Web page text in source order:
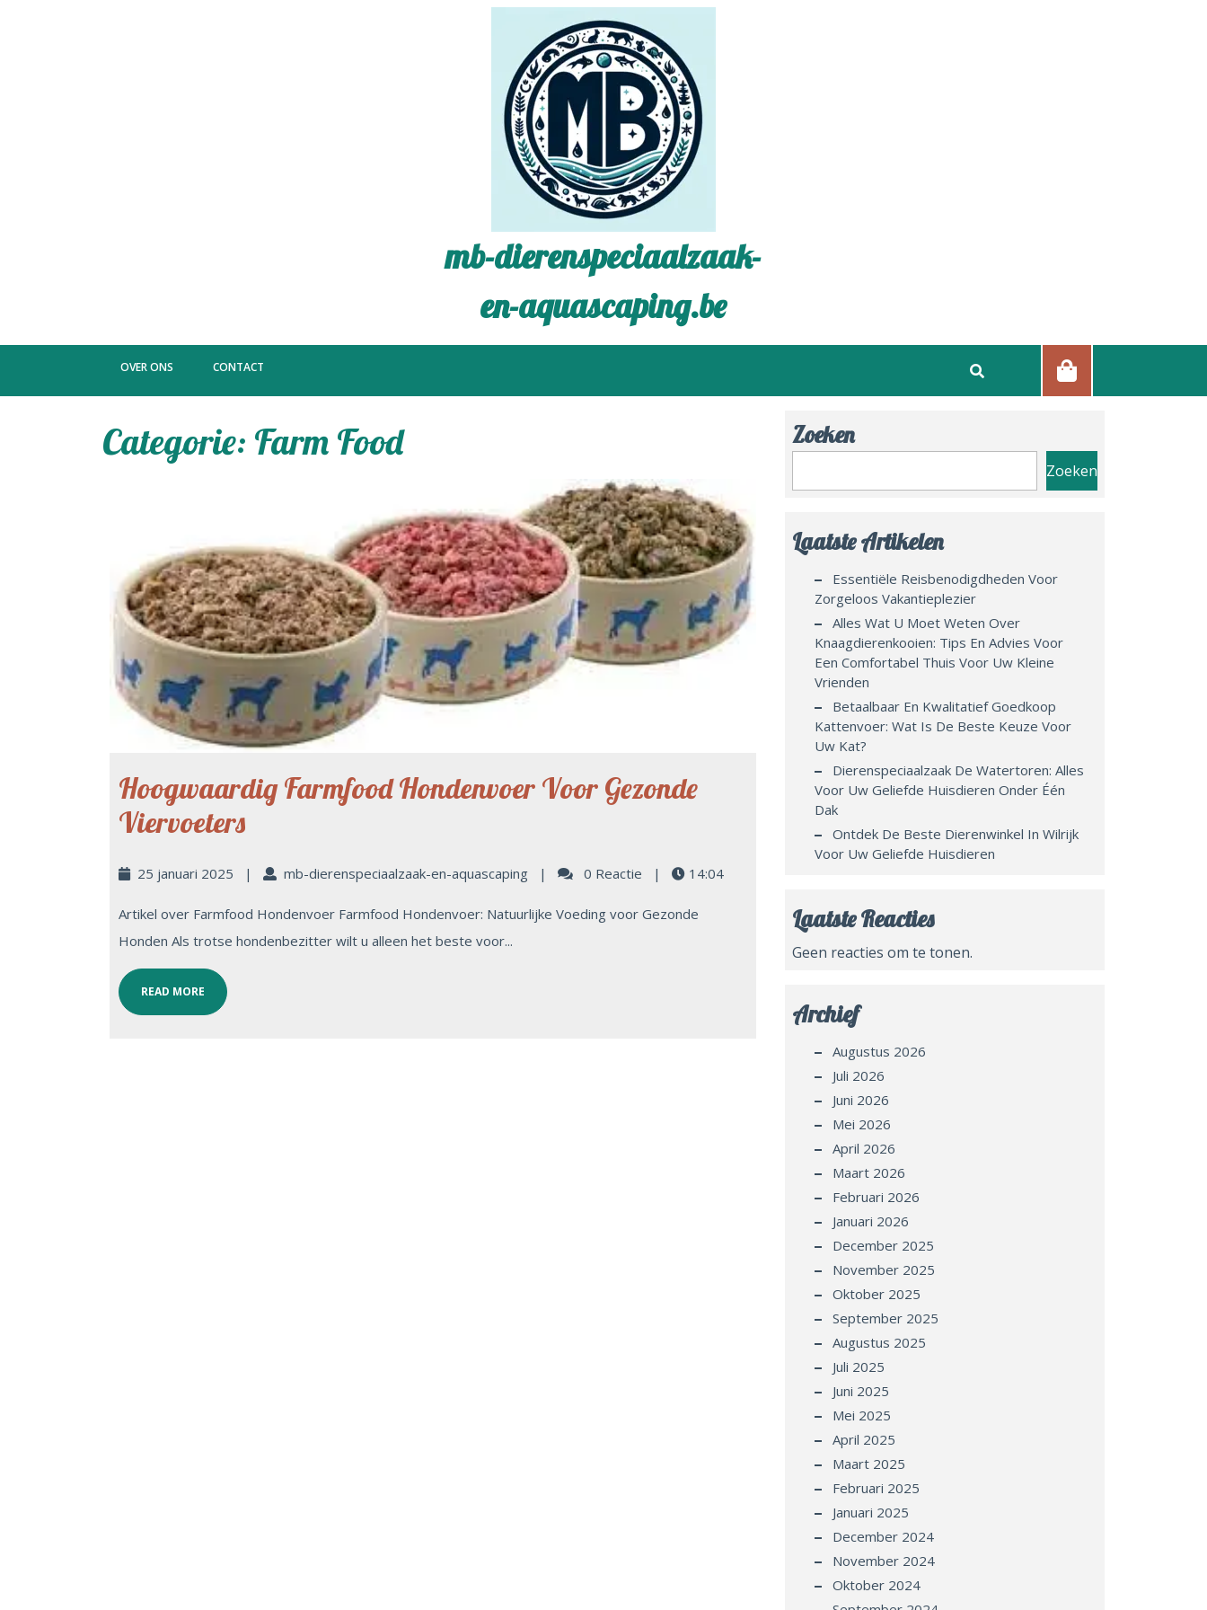
mb-dierenspeciaalzaak-
en-aquascaping.be
OVER ONS CONTACT
Categorie: Farm Food
Hoogwaardig Farmfood Hondenvoer Voor Gezonde
Viervoeters
25 januari 2025 | mb-dierenspeciaalzaak-en-aquascaping | 0 Reactie | 14:04
Artikel over Farmfood Hondenvoer Farmfood Hondenvoer: Natuurlijke Voeding voor Gezonde
Honden Als trotse hondenbezitter wilt u alleen het beste voor...
READ MORE
Zoeken
Zoeken
Laatste Artikelen
Essentiële Reisbenodigdheden Voor
Zorgeloos Vakantieplezier
Alles Wat U Moet Weten Over
Knaagdierenkooien: Tips En Advies Voor
Een Comfortabel Thuis Voor Uw Kleine
Vrienden
Betaalbaar En Kwalitatief Goedkoop
Kattenvoer: Wat Is De Beste Keuze Voor
Uw Kat?
Dierenspeciaalzaak De Watertoren: Alles
Voor Uw Geliefde Huisdieren Onder Één
Dak
Ontdek De Beste Dierenwinkel In Wilrijk
Voor Uw Geliefde Huisdieren
Laatste Reacties
Geen reacties om te tonen.
Archief
Augustus 2026
Juli 2026
Juni 2026
Mei 2026
April 2026
Maart 2026
Februari 2026
Januari 2026
December 2025
November 2025
Oktober 2025
September 2025
Augustus 2025
Juli 2025
Juni 2025
Mei 2025
April 2025
Maart 2025
Februari 2025
Januari 2025
December 2024
November 2024
Oktober 2024